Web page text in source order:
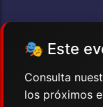
🎭 Este
Consulta
los próximos